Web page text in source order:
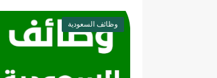
وظائف السعودية